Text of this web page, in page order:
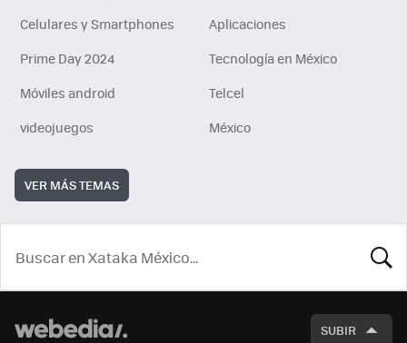
Celulares y Smartphones
Aplicaciones
Prime Day 2024
Tecnología en México
Móviles android
Telcel
videojuegos
México
VER MÁS TEMAS
SUBIR